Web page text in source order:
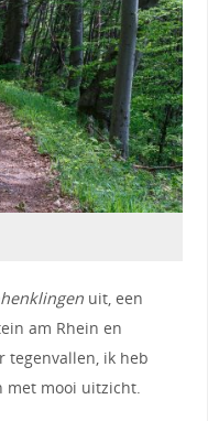
uit, een
am Rhein en
tegenvallen, ik heb
met mooi uitzicht.